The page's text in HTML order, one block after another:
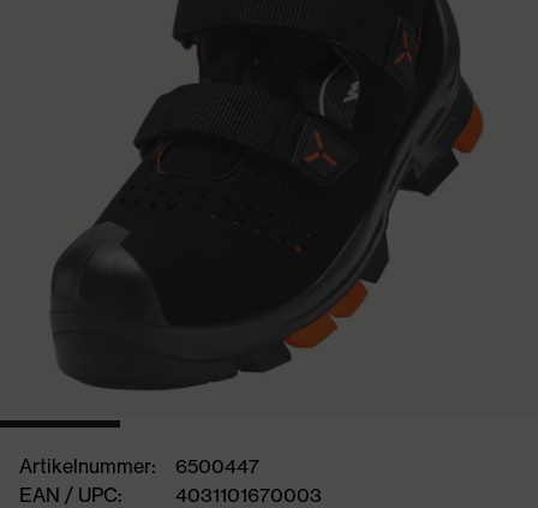
Artikelnummer:
6500447
EAN / UPC:
4031101670003